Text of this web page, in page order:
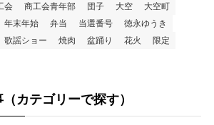
会 商工会青年部 団子 大空
大空町
年末年始 弁当 当選番号
徳永ゆうき
歌謡ショー 焼肉 盆踊り 花火 限定
カテゴリーで探す）